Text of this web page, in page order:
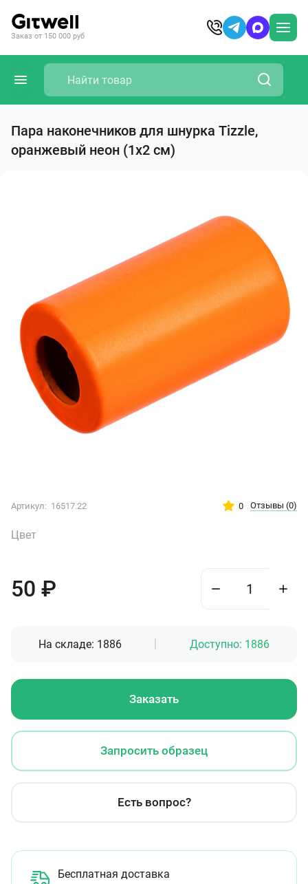
Заказ от 150 000 руб
Пара наконечников для шнурка Tizzle,
оранжевый неон (1х2 см)
Артикул: 16517.22 0 Отзывы (0)
Цвет
50 ₽
На складе: 1886 Доступно: 1886
Заказать
Запросить образец
Есть вопрос?
Бесплатная доставка